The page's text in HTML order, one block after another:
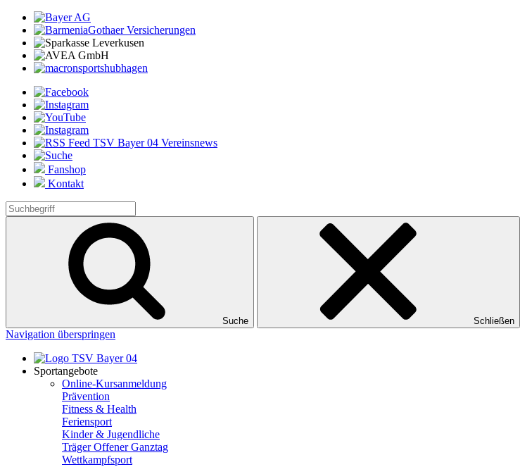
Fanshop
Kontakt
Suche Schließen
Navigation überspringen
Sportangebote
Online-Kursanmeldung
Prävention
Fitness & Health
Feriensport
Kinder & Jugendliche
Träger Offener Ganztag
Wettkampfsport